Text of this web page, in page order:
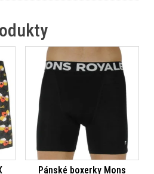
Pánské boxerky Mons